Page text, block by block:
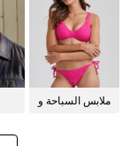
ملابس السباحة و